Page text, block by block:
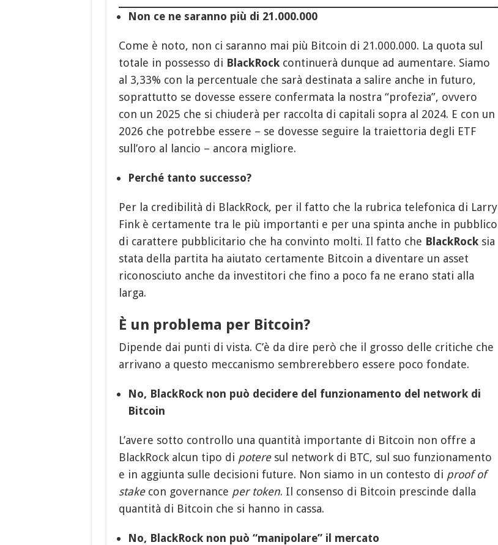
Non ce ne saranno più di 21.000.000
Come è noto, non ci saranno mai più Bitcoin di 21.000.000. La quota sul
totale in possesso di BlackRockcontinuerà dunque ad aumentare. Siamo
al 3,33% con la percentuale che sarà destinata a salire anche in futuro,
soprattutto se dovesse essere confermata la nostra “profezia”, ovvero
con un 2025 che si chiuderà per raccolta di capitali sopra al 2024. E con un
2026 che potrebbe essere – se dovesse seguire la traiettoria degli ETF
sull’oro al lancio – ancora migliore.
Perché tanto successo?
Per la credibilità di BlackRock, per il fatto che la rubrica telefonica di Larry
Fink è certamente tra le più importanti e per una spinta anche in pubblico
di carattere pubblicitario che ha convinto molti. Il fatto che BlackRocksia
stata della partita ha aiutato certamente Bitcoin a diventare un asset
riconosciuto anche da investitori che fino a poco fa ne erano stati alla
larga.
È un problema per Bitcoin?
Dipende dai punti di vista. C’è da dire però che il grosso delle critiche che
arrivano a questo meccanismo sembrerebbero essere poco fondate.
No, BlackRock non può decidere del funzionamento del network di
Bitcoin
L’avere sotto controllo una quantità importante di Bitcoin non offre a
BlackRock alcun tipo di poteresul network di BTC, sul suo funzionamento
e in aggiunta sulle decisioni future. Non siamo in un contesto di proof of
stakecon governance per token. Il consenso di Bitcoin prescinde dalla
quantità di Bitcoin che si hanno in cassa.
No, BlackRock non può “manipolare” il mercato